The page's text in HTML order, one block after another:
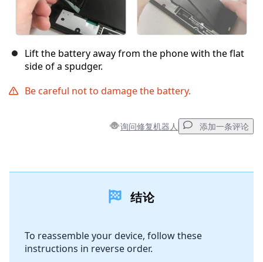
Lift the battery away from the phone with the flat
side of a spudger.
Be careful not to damage the battery.
询问修复机器人 添加一条评论
结论
To reassemble your device, follow these
instructions in reverse order.